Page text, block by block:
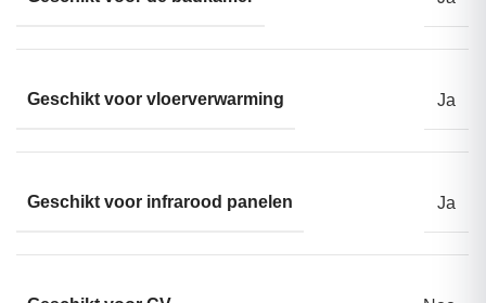
Geschikt voor vloerverwarming Ja
Geschikt voor infrarood panelen Ja